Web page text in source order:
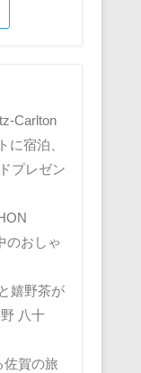
Carlton
に宿泊、
プレゼン
のおしゃ
嬉野茶が
八十
佐賀の旅